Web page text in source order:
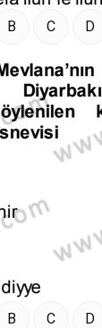
B C D
B C D